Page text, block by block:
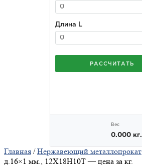
Главная /Нержавеющий металлопрокат
д.16×1 мм., 12Х18Н10Т — цена за кг.